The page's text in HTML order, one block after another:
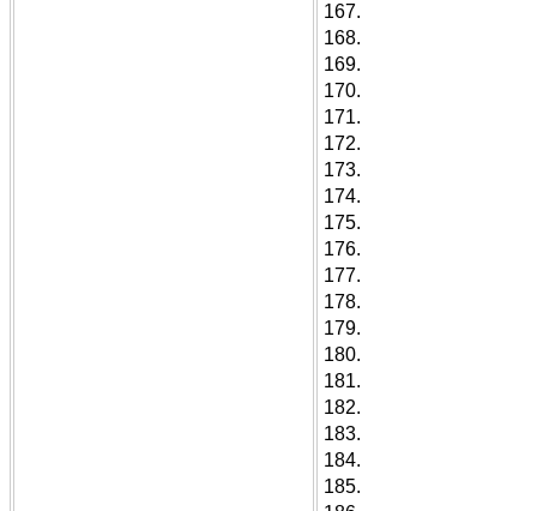
167.
168.
169.
170.
171.
172.
173.
174.
175.
176.
177.
178.
179.
180.
181.
182.
183.
184.
185.